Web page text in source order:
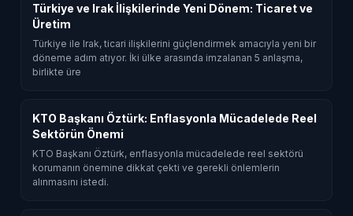
Türkiye ve Irak İlişkilerinde Yeni Dönem: Ticaret ve
Üretim
Türkiye ile Irak, ticari ilişkilerini güçlendirmek amacıyla yeni bir
döneme adım atıyor. İki ülke arasında imzalanan 5 anlaşma,
birlikte üre
KTO Başkanı Öztürk: Enflasyonla Mücadelede Reel
Sektörün Önemi
KTO Başkanı Öztürk, enflasyonla mücadelede reel sektörü
korumanın önemine dikkat çekti ve gerekli önlemlerin
alınmasını istedi.